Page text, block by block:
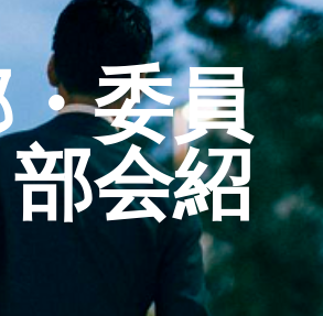
委員
会紹